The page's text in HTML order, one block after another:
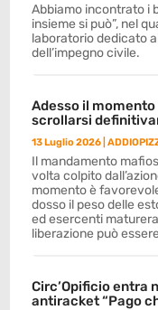
Abbiamo incontrato i
insieme si può”, nel
laboratorio dedicato
dell’impegno civile.
Adesso il
scrollarsi
13 Luglio 2026 |
Il mandamento
volta colpito
momento è
dosso il peso delle
ed esercenti
liberazione può
Circ’Opificio entra
antiracket “Pago